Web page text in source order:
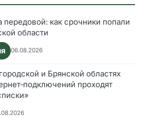
передовой: как срочники попали
области
06.08.2026
и Брянской областях
проходят